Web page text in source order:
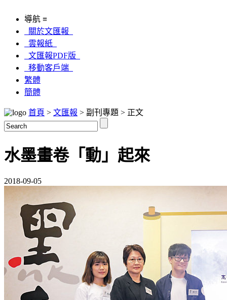
導航 ≡
關於文匯報
雲報紙
文匯報PDF版
移動客戶端
繁體
簡體
首頁 > 文匯報 > 副刊專題 > 正文
水墨畫卷「動」起來
2018-09-05